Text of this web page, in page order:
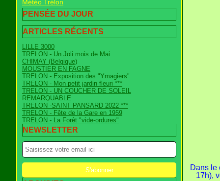
Météo Trélon
PENSÉE DU JOUR
ARTICLES RÉCENTS
LILLE 3000
TRELON - Un Joli mois de Mai
CHIMAY (Belgique)
MOUSTIER EN FAGNE
TRELON - Exposition des "Ymagiers"
TRELON - Mon petit jardin fleuri ***
TRELON - UN COUCHER DE SOLEIL
REMARQUABLE
TRELON -SAINT PANSARD 2022 ***
TRELON - Fête de la Gare en 1959
TRELON - La Forêt "vide-ordures"
NEWSLETTER
Dans le
17h),